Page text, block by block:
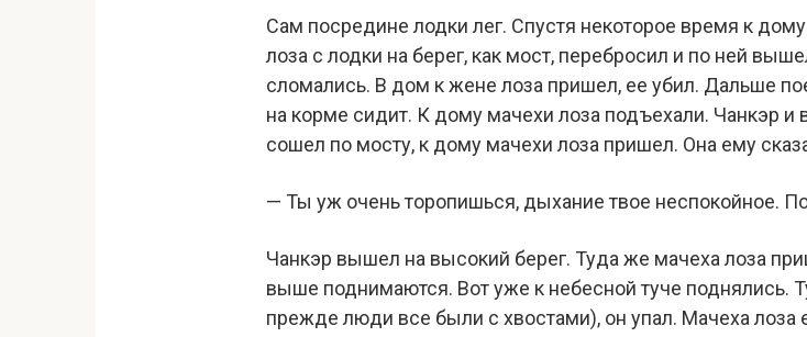
Сам посредине лодки лег. Спустя некоторое время к
лоза с лодки на берег, как мост, перебросил и по ней
сломались. В дом к жене лоза пришел, ее убил. Дальше
на корме сидит. К дому мачехи лоза подъехали. Чанкэр
сошел по мосту, к дому мачехи лоза пришел. Она ему
— Ты уж очень торопишься, дыхание твое неспокойное.
Чанкэр вышел на высокий берег. Туда же мачеха лоза
выше поднимаются. Вот уже к небесной туче поднялись.
прежде люди все были с хвостами), он упал. Мачеха лоза